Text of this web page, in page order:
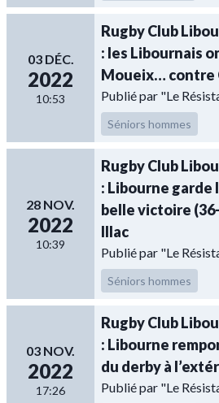
03 DÉC.
2022
10:53
Rugby Club
: les Libournais
Moueix… contre
Publié par "Le
Séniors hommes
28 NOV.
2022
10:39
Rugby Club
: Libourne garde
belle victoire
Illac
Publié par "Le
Séniors hommes
03 NOV.
2022
17:26
Rugby Club
: Libourne
du derby à
Publié par "Le